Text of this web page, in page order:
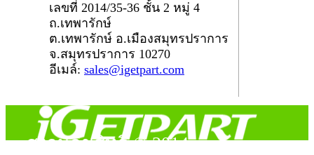
เลขที่ 2014/35-36 ชั้น 2 หมู่ 4
ถ.เทพารักษ์
ต.เทพารักษ์ อ.เมืองสมุทรปราการ
จ.สมุทรปราการ 10270
อีเมล์: sales@igetpart.com
สงวนลิขสิทธิ์ © 2014